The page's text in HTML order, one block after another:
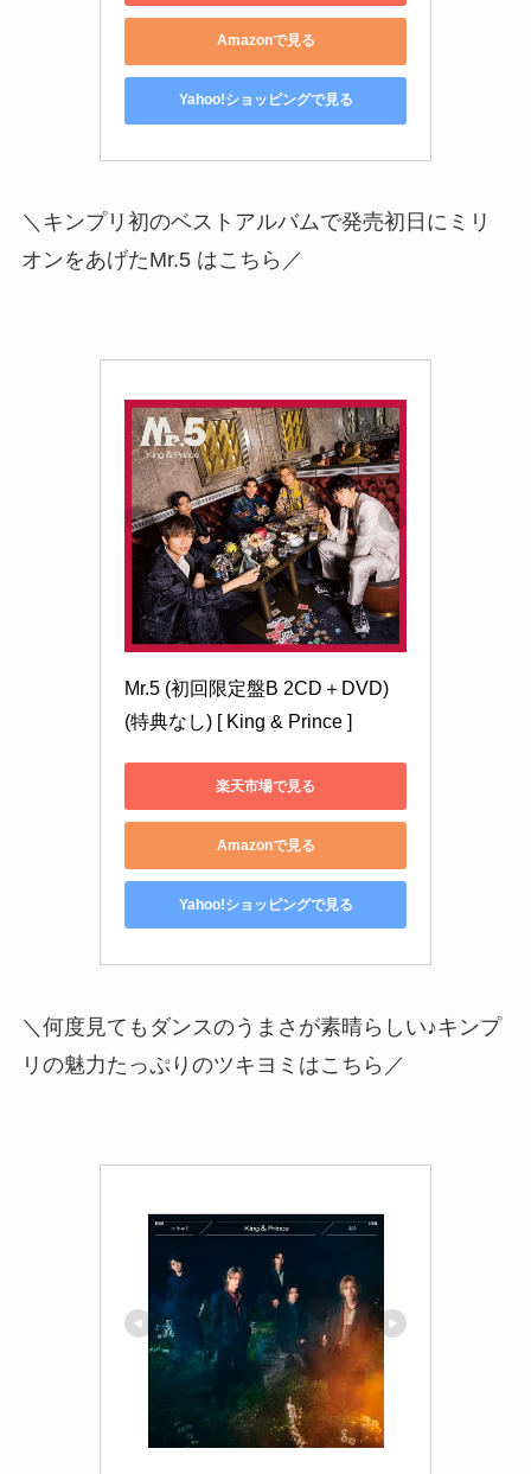
Amazonで見る
Yahoo!ショッピングで見る
＼キンプリ初のベストアルバムで発売初日にミリ
オンをあげたMr.5 はこちら／
Mr.5 (初回限定盤B 2CD＋DVD)
(特典なし) [ King & Prince ]
楽天市場で見る
Amazonで見る
Yahoo!ショッピングで見る
＼何度見てもダンスのうまさが素晴らしい♪キンプ
リの魅力たっぷりのツキヨミはこちら／